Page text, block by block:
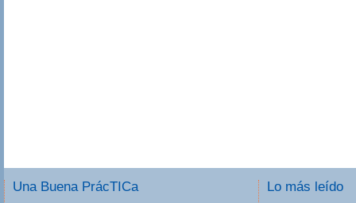
Una Buena PrácTICa Lo más leído